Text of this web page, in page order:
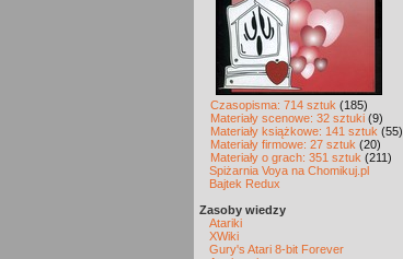
Czasopisma: 714 sztuk (185)
Materiały scenowe: 32 sztuki (9)
Materiały książkowe: 141 sztuk (55)
Materiały firmowe: 27 sztuk (20)
Materiały o grach: 351 sztuk (211)
Spiżarnia Voya na Chomikuj.pl
Bajtek Redux
Zasoby wiedzy
Atariki
XWiki
Gury's Atari 8-bit Forever